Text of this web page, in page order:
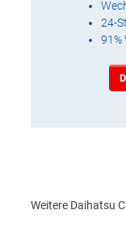
24-
91%
Weitere Daihatsu